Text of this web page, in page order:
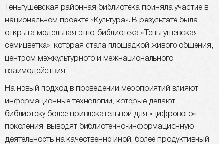
Теньгушевская районная библиотека приняла участие в
национальном проекте «Культура». В результате была
открыта модельная этно-библиотека «Теньгушевская
семицветка», которая стала площадкой живого общения,
центром межкультурного и межнационального
взаимодействия.
На новый подход в проведении мероприятий влияют
информационные технологии, которые делают
библиотеку более привлекательной для «цифрового»
поколения, выводят библиотечно-информационную
деятельность на качественно иной, более продуктивный